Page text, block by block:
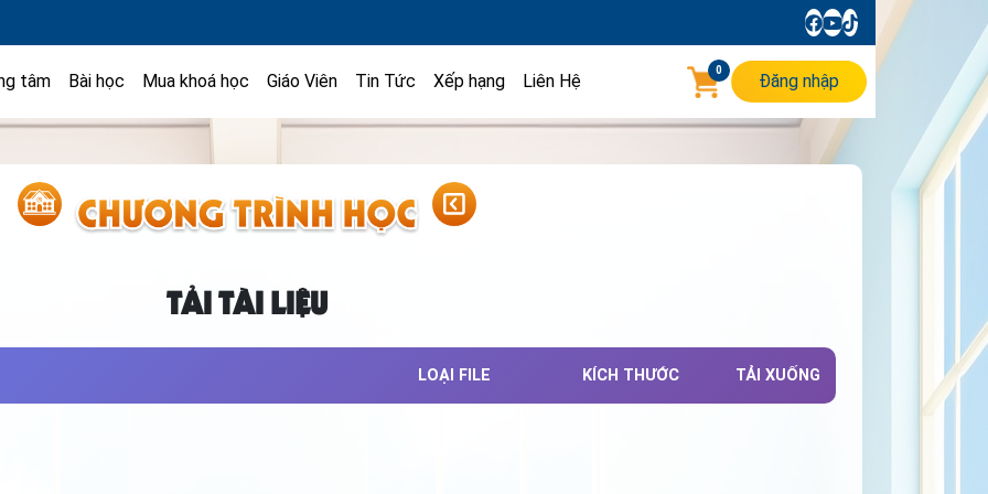
tâm Bài học Mua khoá học Giáo Viên Tin Tức Xếp hạng Liên Hệ
0
Đăng nhập
TẢI TÀI LIỆU
LOẠI FILE KÍCH THƯỚC TẢI XUỐNG